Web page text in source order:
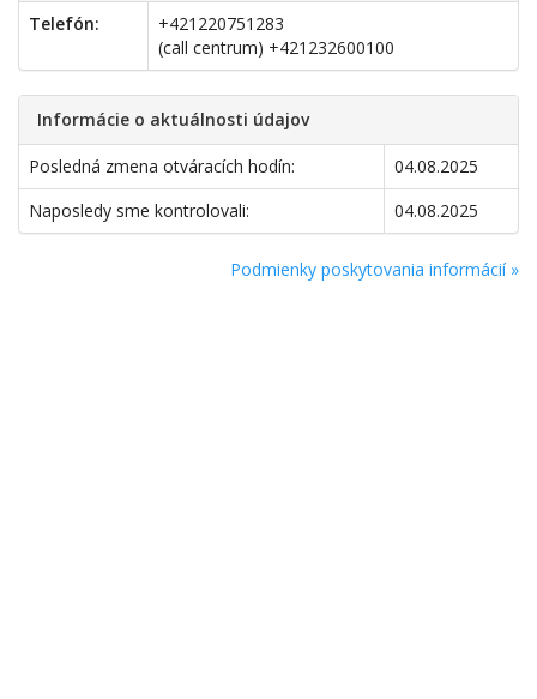
Telefón:
+421220751283
(call centrum) +421232600100
Informácie o aktuálnosti údajov
Posledná zmena otváracích hodín:
04.08.2025
Naposledy sme kontrolovali:
04.08.2025
Podmienky poskytovania informácií »